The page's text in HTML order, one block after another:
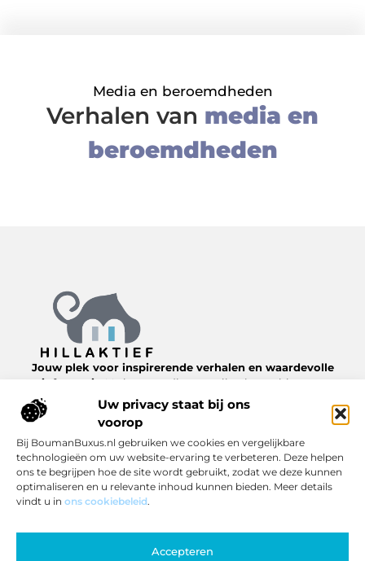
Uw privacy staat bij ons
voorop
Bij BoumanBuxus.nl gebruiken we cookies en vergelijkbare
technologieën om uw website-ervaring te verbeteren. Deze helpen
ons te begrijpen hoe de site wordt gebruikt, zodat we deze kunnen
optimaliseren en u relevante inhoud kunnen bieden. Meer details
vindt u in ons cookiebeleid.
Accepteren
Media en beroemdheden
Verhalen van media en
beroemdheden
Jouw plek voor inspirerende verhalen en waardevolle
informatie.
Verken een diverse collectie van blogs en
artikelen over het dagelijks leven, van nuttige tips tot
interessante inzichten, allemaal te vinden op
Bericht categorie
Onze informatie